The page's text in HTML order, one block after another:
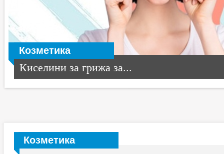
Козметика
Киселини за грижа за...
Козметика